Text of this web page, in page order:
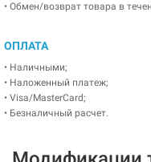
• Обмен/возврат товара в
ОПЛАТА
• Наличными;
• Наложенный платеж;
• Visa/MasterCard;
• Безналичный расчет.